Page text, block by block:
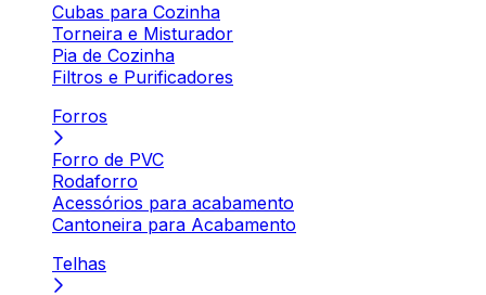
Cubas para Cozinha
Torneira e Misturador
Pia de Cozinha
Filtros e Purificadores
Forros
Forro de PVC
Rodaforro
Acessórios para acabamento
Cantoneira para Acabamento
Telhas